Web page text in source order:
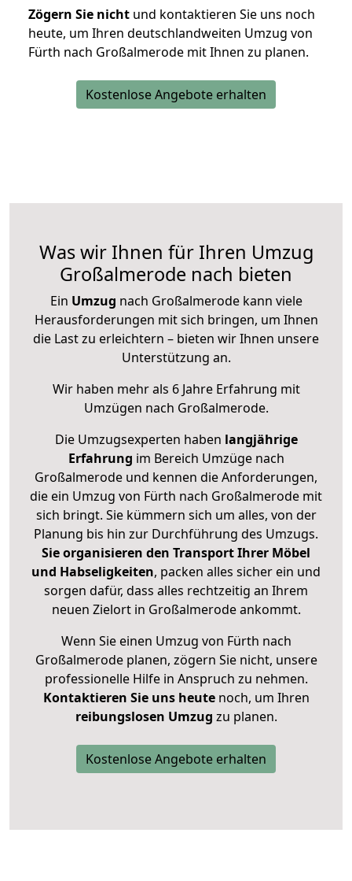
Zögern Sie nicht und kontaktieren Sie uns noch
heute, um Ihren deutschlandweiten Umzug von
Fürth nach Großalmerode mit Ihnen zu planen.
Kostenlose Angebote erhalten
Was wir Ihnen für Ihren Umzug
Großalmerode nach bieten
Ein Umzug nach Großalmerode kann viele
Herausforderungen mit sich bringen, um Ihnen
die Last zu erleichtern – bieten wir Ihnen unsere
Unterstützung an.
Wir haben mehr als 6 Jahre Erfahrung mit
Umzügen nach Großalmerode.
Die Umzugsexperten haben langjährige
Erfahrung im Bereich Umzüge nach
Großalmerode und kennen die Anforderungen,
die ein Umzug von Fürth nach Großalmerode mit
sich bringt. Sie kümmern sich um alles, von der
Planung bis hin zur Durchführung des Umzugs.
Sie organisieren den Transport Ihrer Möbel
und Habseligkeiten, packen alles sicher ein und
sorgen dafür, dass alles rechtzeitig an Ihrem
neuen Zielort in Großalmerode ankommt.
Wenn Sie einen Umzug von Fürth nach
Großalmerode planen, zögern Sie nicht, unsere
professionelle Hilfe in Anspruch zu nehmen.
Kontaktieren Sie uns heutenoch, um Ihren
reibungslosen Umzug zu planen.
Kostenlose Angebote erhalten